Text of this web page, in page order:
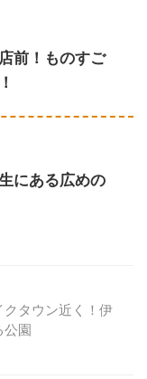
前！ものすご
にある広めの
クタウン近く！伊
公園